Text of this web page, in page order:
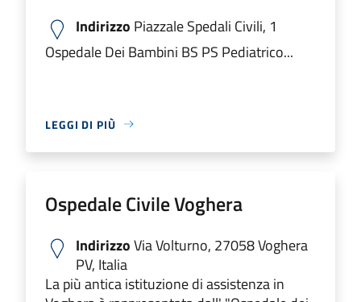
Indirizzo Piazzale Spedali Civili, 1
Ospedale Dei Bambini BS PS Pediatrico...
LEGGI DI PIÙ
Ospedale Civile Voghera
IndirizzoVia Volturno, 27058 Voghera
PV, Italia
La più antica istituzione di assistenza in